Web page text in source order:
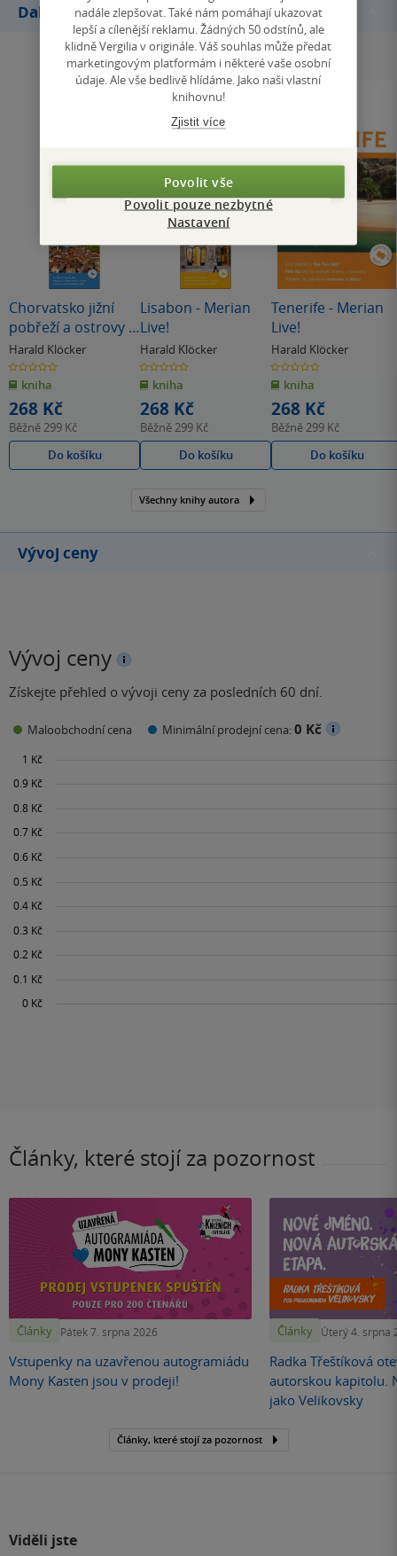
Další knihy autora
Chorvatsko jižní
pobřeží a ostrovy -
Merian Live!
Harald Klöcker
0.0
z
5
hvězdiček
kniha
268 Kč
Běžně 299 Kč
Do košíku
Lisabon - Merian
Live!
Harald Klöcker
0.0
z
5
hvězdiček
kniha
268 Kč
Běžně 299 Kč
Do košíku
Tenerife - Merian
Live!
Harald Klöcker
0.0
z
5
hvězdiček
kniha
268 Kč
Běžně 299 Kč
Do košíku
Všechny knihy autora
Vývoj ceny
Vývoj ceny
Získejte přehled o vývoji ceny za posledních 60 dní.
Maloobchodní cena Minimální prodejní cena:0 Kč
Články, které stojí za pozornost
Články Pátek 7. srpna 2026
Vstupenky na uzavřenou autogramiádu
Mony Kasten jsou v prodeji!
Články Úterý 4. srpna
Radka Třeštíková
autorskou kapitolu.
jako Velikovsky
Články, které stojí za pozornost
Viděli jste
nadále zlepšovat. Také nám pomáhají ukazovat
lepší a cílenější reklamu. Žádných 50 odstínů, ale
klidně Vergilia v originále. Váš souhlas může předat
marketingovým platformám i některé vaše osobní
údaje. Ale vše bedlivě hlídáme. Jako naši vlastní
knihovnu!
Zjistit více
Povolit vše
Povolit pouze nezbytné
Nastavení